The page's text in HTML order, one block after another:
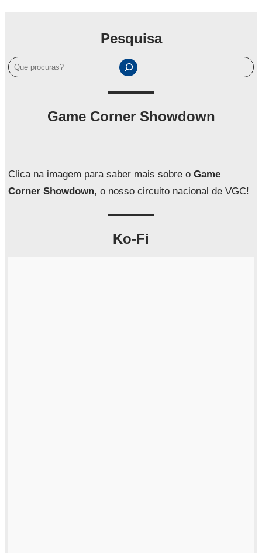
Pesquisa
P
e
a
r
Game Corner Showdown
Clica na imagem para saber mais sobre o Game
Corner Showdown, o nosso circuito nacional de VGC!
Ko-Fi